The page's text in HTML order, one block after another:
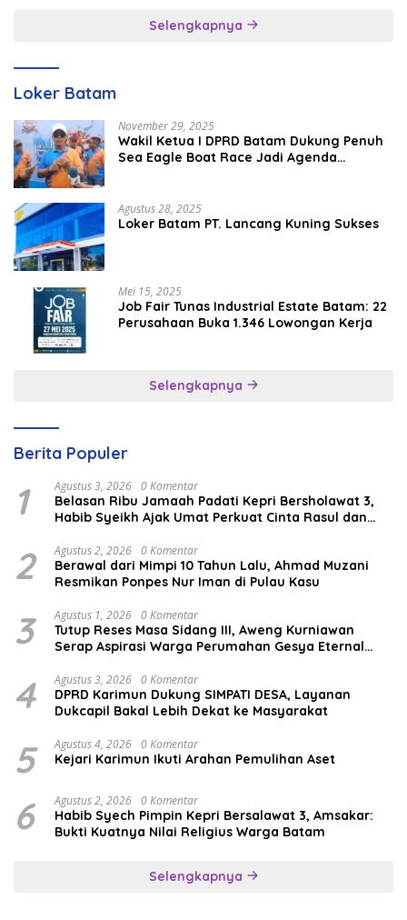
Selengkapnya
Loker Batam
November 29, 2025
Wakil Ketua I DPRD Batam Dukung Penuh
Sea Eagle Boat Race Jadi Agenda
Agustus 28, 2025
Loker Batam PT. Lancang Kuning Sukses
Mei 15, 2025
Job Fair Tunas Industrial Estate Batam: 22
Perusahaan Buka 1.346 Lowongan Kerja
Selengkapnya
Berita Populer
1 Agustus 3, 2026 0 Komentar
Belasan Ribu Jamaah Padati Kepri Bersholawat 3,
Habib Syeikh Ajak Umat Perkuat Cinta Rasul dan
2 Agustus 2, 2026 0 Komentar
Berawal dari Mimpi 10 Tahun Lalu, Ahmad Muzani
Resmikan Ponpes Nur Iman di Pulau Kasu
3 Agustus 1, 2026 0 Komentar
Tutup Reses Masa Sidang III, Aweng Kurniawan
Serap Aspirasi Warga Perumahan Gesya Eternal
4 Agustus 3, 2026 0 Komentar
DPRD Karimun Dukung SIMPATI DESA, Layanan
Dukcapil Bakal Lebih Dekat ke Masyarakat
5 Agustus 4, 2026 0 Komentar
Kejari Karimun Ikuti Arahan Pemulihan Aset
6 Agustus 2, 2026 0 Komentar
Habib Syech Pimpin Kepri Bersalawat 3, Amsakar:
Bukti Kuatnya Nilai Religius Warga Batam
Selengkapnya